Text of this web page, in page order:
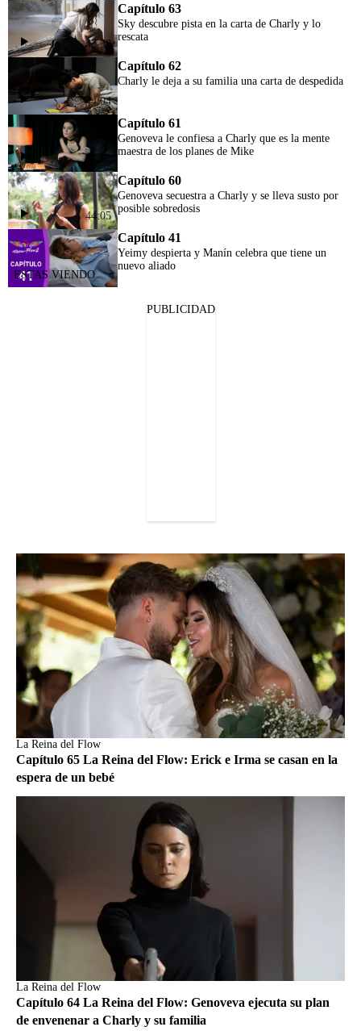
43:39
Capítulo 63
Sky descubre pista en la carta de Charly y lo
rescata
44:04
Capítulo 62
Charly le deja a su familia una carta de despedida
43:57
Capítulo 61
Genoveva le confiesa a Charly que es la mente
maestra de los planes de Mike
44:05
Capítulo 60
Genoveva secuestra a Charly y se lleva susto por
posible sobredosis
Capítulo 41
Yeimy despierta y Manín celebra que tiene un
nuevo aliado
PUBLICIDAD
La Reina del Flow
Capítulo 65 La Reina del Flow: Erick e Irma se casan en la
espera de un bebé
La Reina del Flow
Capítulo 64 La Reina del Flow: Genoveva ejecuta su plan
de envenenar a Charly y su familia